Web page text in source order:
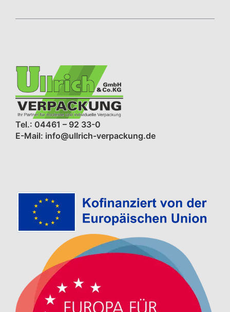
Tel.: 04461 – 92 33-0
E-Mail: info@ullrich-verpackung.de